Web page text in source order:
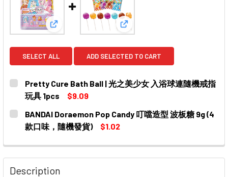
View: Pretty Cure Bath Ball | 光之美少女 入浴球
View: BANDAI Doraemon
SELECT ALL ADD SELECTED TO CART
Pretty Cure Bath Ball | 光之美少女 入浴球連隨機戒指
玩具 1pcs
$9.09
CURRENT
STOCK:
QUANTITY:
DECREASE QUANTITY OF PRETTY CURE BATH BALL | 光
INCREASE QUANTITY OF PRETTY CURE
BANDAI Doraemon Pop Candy 叮噹造型 波板糖 9g (4
款口味，隨機發貨)
$1.02
Description